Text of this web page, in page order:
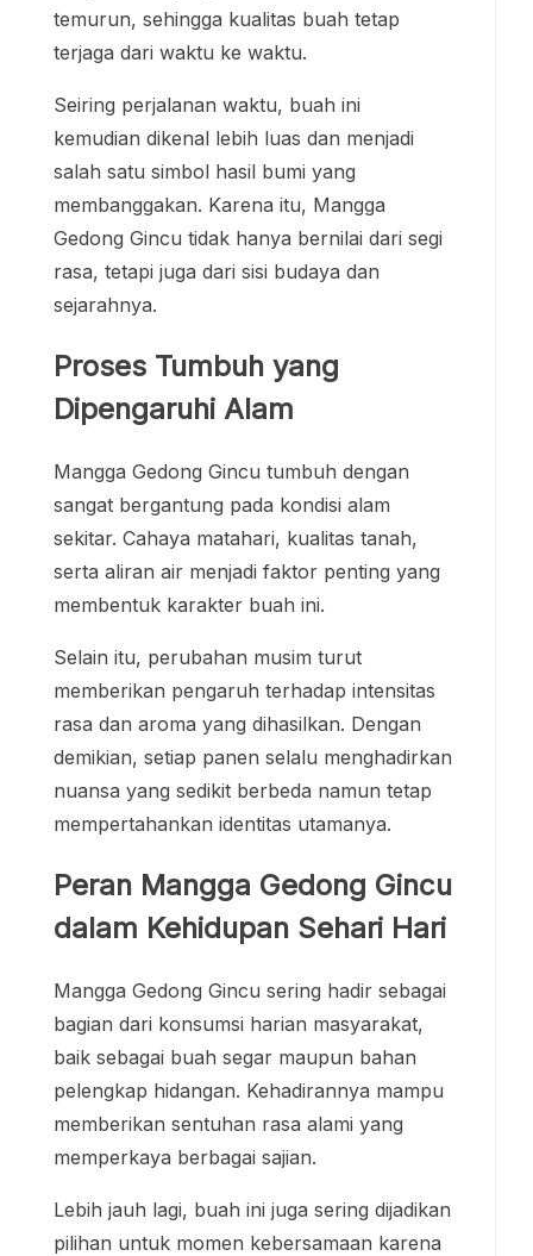
temurun, sehingga kualitas buah tetap
terjaga dari waktu ke waktu.
Seiring perjalanan waktu, buah ini
kemudian dikenal lebih luas dan menjadi
salah satu simbol hasil bumi yang
membanggakan. Karena itu, Mangga
Gedong Gincu tidak hanya bernilai dari segi
rasa, tetapi juga dari sisi budaya dan
sejarahnya.
Proses Tumbuh yang
Dipengaruhi Alam
Mangga Gedong Gincu tumbuh dengan
sangat bergantung pada kondisi alam
sekitar. Cahaya matahari, kualitas tanah,
serta aliran air menjadi faktor penting yang
membentuk karakter buah ini.
Selain itu, perubahan musim turut
memberikan pengaruh terhadap intensitas
rasa dan aroma yang dihasilkan. Dengan
demikian, setiap panen selalu menghadirkan
nuansa yang sedikit berbeda namun tetap
mempertahankan identitas utamanya.
Peran Mangga Gedong Gincu
dalam Kehidupan Sehari Hari
Mangga Gedong Gincu sering hadir sebagai
bagian dari konsumsi harian masyarakat,
baik sebagai buah segar maupun bahan
pelengkap hidangan. Kehadirannya mampu
memberikan sentuhan rasa alami yang
memperkaya berbagai sajian.
Lebih jauh lagi, buah ini juga sering dijadikan
pilihan untuk momen kebersamaan karena